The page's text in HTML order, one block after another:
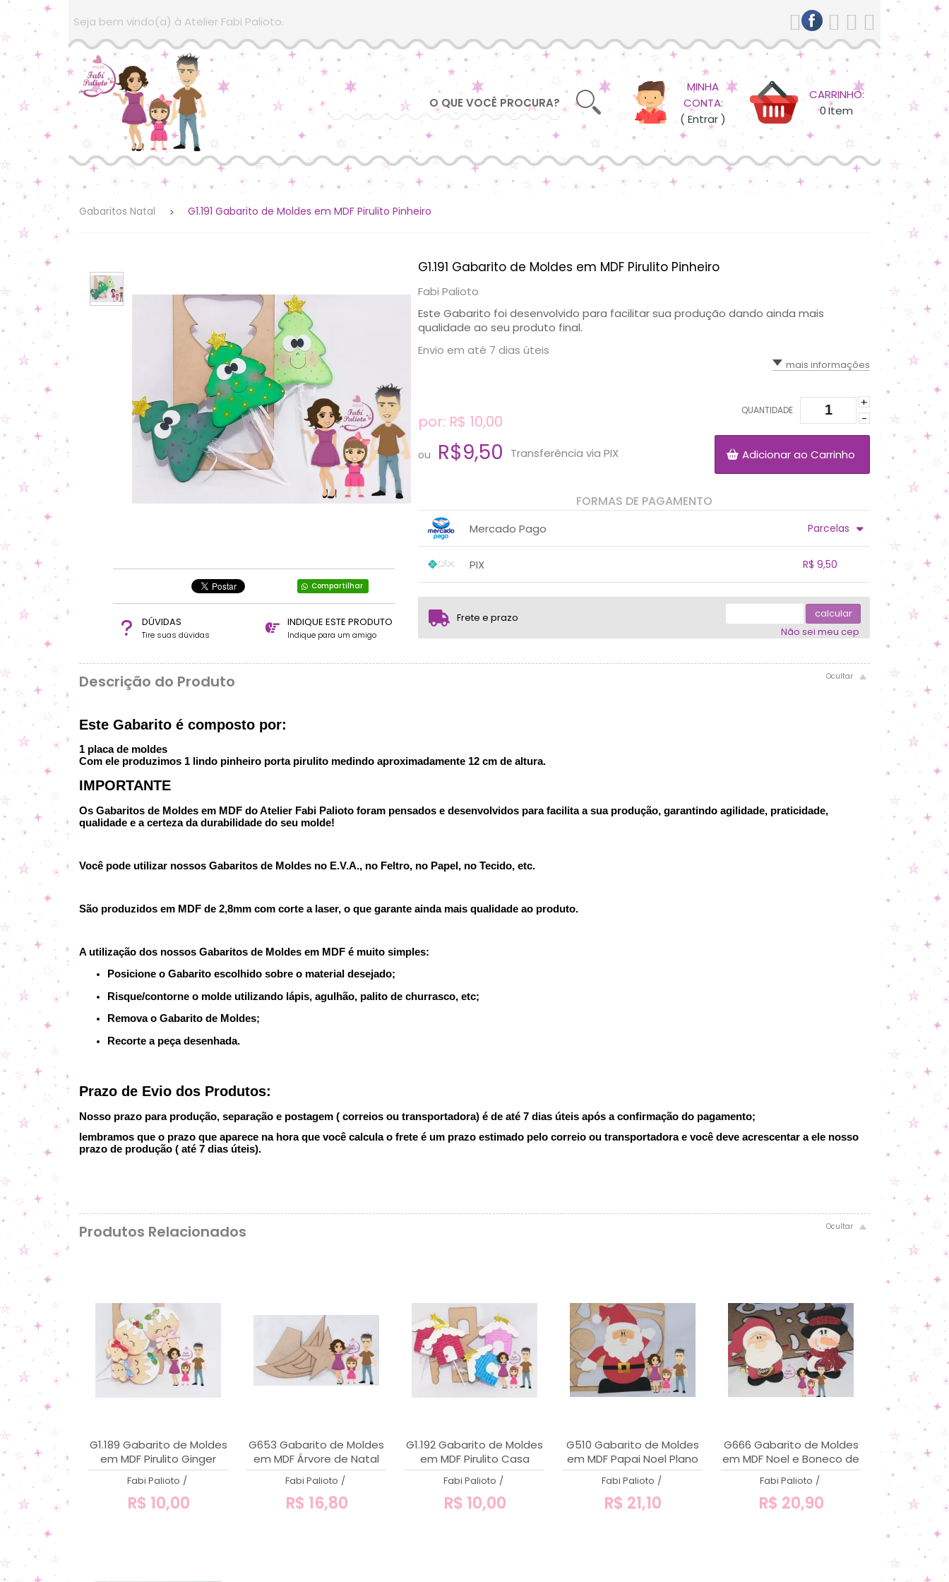
Seja bem vindo(a) à Atelier Fabi Palioto.
MINHA
CONTA:
( Entrar )
CARRINHO:
0Item
Gabaritos Natal G1.191 Gabarito de Moldes em MDF Pirulito Pinheiro
Compartilhar
DÚVIDAS
Tire suas dúvidas
INDIQUE ESTE PRODUTO
Indique para um amigo
G1.191 Gabarito de Moldes em MDF Pirulito Pinheiro
Fabi Palioto
Este Gabarito foi desenvolvido para facilitar sua produção dando ainda mais
qualidade ao seu produto final.
Envio em até 7 dias úteis
mais informações
por: R$ 10,00
ou R$9,50 Transferência via PIX
QUANTIDADE
+
-
Adicionar ao Carrinho
FORMAS DE PAGAMENTO
Mercado Pago
Parcelas
PIX
R$ 9,50
... ....
Frete e prazo
calcular
Não sei meu cep
Descrição do Produto
Este Gabarito é composto por:
1 placa de moldes
Com ele produzimos 1 lindo pinheiro porta pirulito medindo aproximadamente 12 cm de altura.
IMPORTANTE
Os Gabaritos de Moldes em MDF do Atelier Fabi Palioto foram pensados e desenvolvidos para facilita a sua produção, garantindo agilidade, praticidade,
qualidade e a certeza da durabilidade do seu molde!
Você pode utilizar nossos Gabaritos de Moldes no E.V.A., no Feltro, no Papel, no Tecido, etc.
São produzidos em MDF de 2,8mm com corte a laser, o que garante ainda mais qualidade ao produto.
A utilização dos nossos Gabaritos de Moldes em MDF é muito simples:
Posicione o Gabarito escolhido sobre o material desejado;
Risque/contorne o molde utilizando lápis, agulhão, palito de churrasco, etc;
Remova o Gabarito de Moldes;
Recorte a peça desenhada.
Prazo de Evio dos Produtos:
Nosso prazo para produção, separação e postagem ( correios ou transportadora) é de até 7 dias úteis após a confirmação do pagamento;
lembramos que o prazo que aparece na hora que você calcula o frete é um prazo estimado pelo correio ou transportadora e você deve acrescentar a ele nosso
prazo de produção ( até 7 dias úteis).
Produtos Relacionados
G1.189 Gabarito de Moldes
em MDF Pirulito Ginger
Fabi Palioto /
R$ 10,00
G653 Gabarito de Moldes
em MDF Árvore de Natal
para Parede 1,20m
Fabi Palioto /
R$ 16,80
G1.192 Gabarito de Moldes
em MDF Pirulito Casa
Fabi Palioto /
R$ 10,00
G510 Gabarito de Moldes
em MDF Papai Noel Plano
Fabi Palioto /
R$ 21,10
G666 Gabarito de Moldes
em MDF Noel e Boneco de
Neve porta bombom
Fabi Palioto /
R$ 20,90